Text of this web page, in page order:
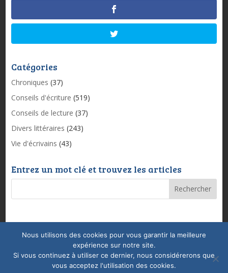
Catégories
Chroniques (37)
Conseils d'écriture (519)
Conseils de lecture (37)
Divers littéraires (243)
Vie d'écrivains (43)
Entrez un mot clé et trouvez les articles
Mentions légales & Politique de confidentialité
Conditions Générales de Vente
Coaching
Nous utilisons des cookies pour vous garantir la meilleure
expérience sur notre site.
Si vous continuez à utiliser ce dernier, nous considérerons que
vous acceptez l'utilisation des cookies.